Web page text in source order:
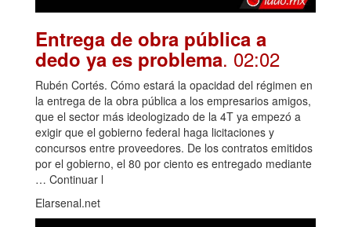
Entrega de obra pública a
dedo ya es problema. 02:02
Rubén Cortés. Cómo estará la opacidad del régimen en
la entrega de la obra pública a los empresarios amigos,
que el sector más ideologizado de la 4T ya empezó a
exigir que el gobierno federal haga licitaciones y
concursos entre proveedores. De los contratos emitidos
por el gobierno, el 80 por ciento es entregado mediante
… Continuar l
Elarsenal.net